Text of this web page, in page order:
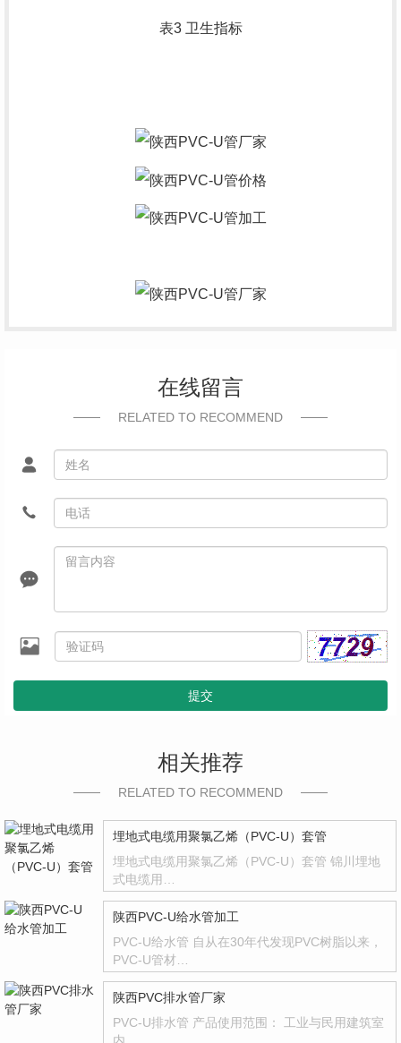
表3 卫生指标
在线留言
RELATED TO RECOMMEND
提交
相关推荐
RELATED TO RECOMMEND
埋地式电缆用聚氯乙烯（PVC-U）套管
埋地式电缆用聚氯乙烯（PVC-U）套管 锦川埋地
式电缆用…
陕西PVC-U给水管加工
PVC-U给水管 自从在30年代发现PVC树脂以来，
PVC-U管材…
陕西PVC排水管厂家
PVC-U排水管 产品使用范围： 工业与民用建筑室